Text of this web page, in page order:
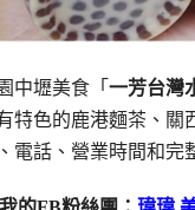
中壢美食「 一芳台灣
特色的鹿港麵茶、關
電話、營業時間和完